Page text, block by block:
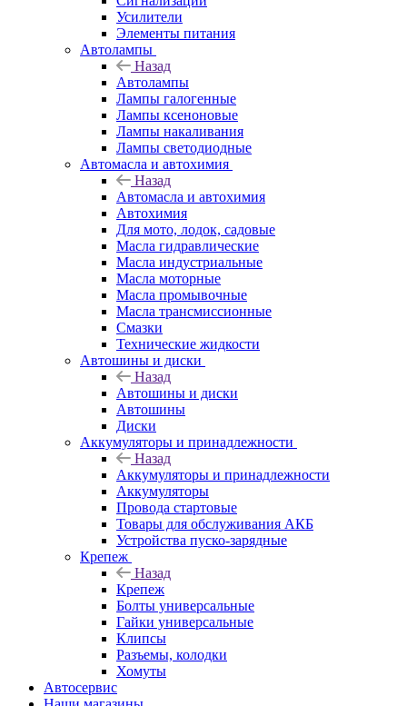
Усилители
Элементы питания
Автолампы
Назад
Автолампы
Лампы галогенные
Лампы ксеноновые
Лампы накаливания
Лампы светодиодные
Автомасла и автохимия
Назад
Автомасла и автохимия
Автохимия
Для мото, лодок, садовые
Масла гидравлические
Масла индустриальные
Масла моторные
Масла промывочные
Масла трансмиссионные
Смазки
Технические жидкости
Автошины и диски
Назад
Автошины и диски
Автошины
Диски
Аккумуляторы и принадлежности
Назад
Аккумуляторы и принадлежности
Аккумуляторы
Провода стартовые
Товары для обслуживания АКБ
Устройства пуско-зарядные
Крепеж
Назад
Крепеж
Болты универсальные
Гайки универсальные
Клипсы
Разъемы, колодки
Хомуты
Автосервис